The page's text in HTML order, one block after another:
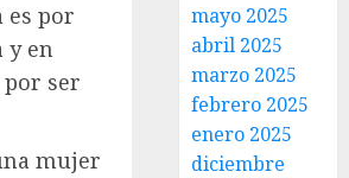
es por
y en
ser
mujer
mayo 2025
abril 2025
marzo 2025
febrero 2025
enero 2025
diciembre